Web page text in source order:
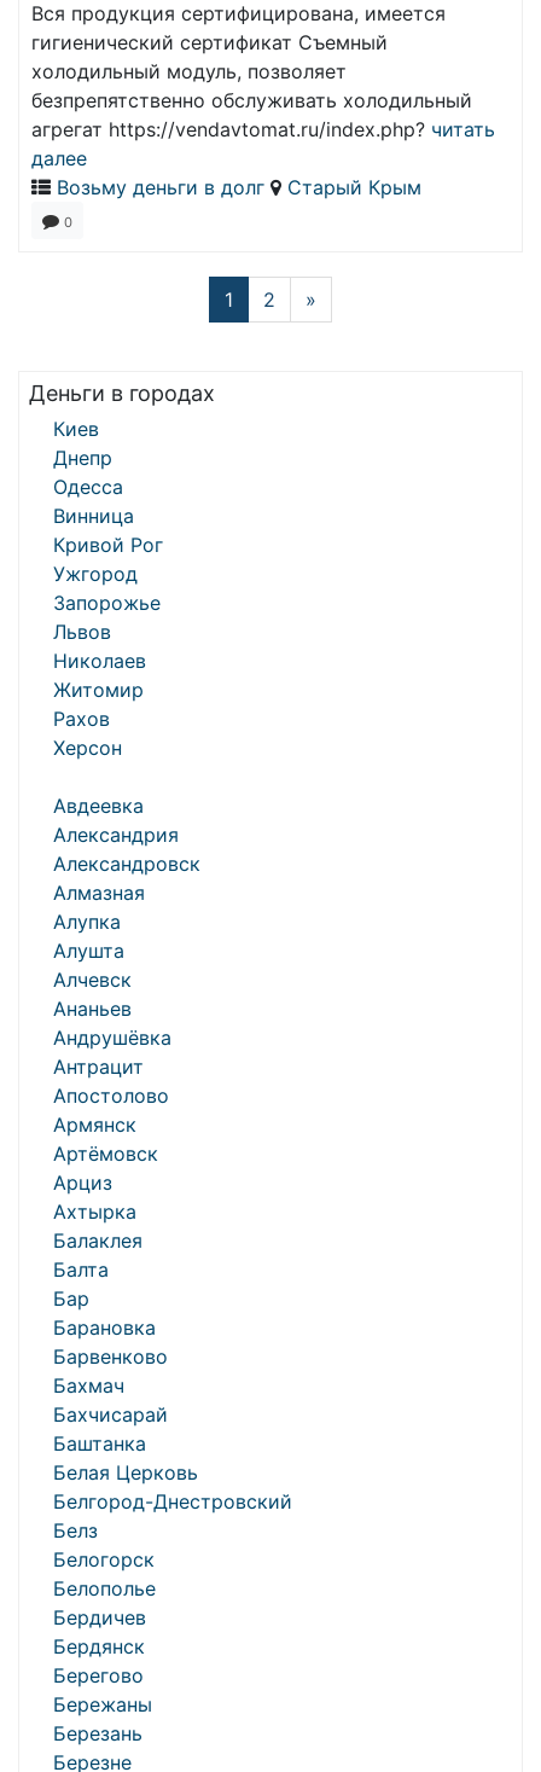
Вся продукция сертифицирована, имеется
гигиенический сертификат Съемный
холодильный модуль, позволяет
безпрепятственно обслуживать холодильный
агрегат https://vendavtomat.ru/index.php? читать
далее
Возьму деньги в долг
Старый Крым
0
1 2 »
Деньги в городах
Киев
Днепр
Одесса
Винница
Кривой Рог
Ужгород
Запорожье
Львов
Николаев
Житомир
Рахов
Херсон
Авдеевка
Александрия
Александровск
Алмазная
Алупка
Алушта
Алчевск
Ананьев
Андрушёвка
Антрацит
Апостолово
Армянск
Артёмовск
Арциз
Ахтырка
Балаклея
Балта
Бар
Барановка
Барвенково
Бахмач
Бахчисарай
Баштанка
Белая Церковь
Белгород-Днестровский
Белз
Белогорск
Белополье
Бердичев
Бердянск
Берегово
Бережаны
Березань
Березне